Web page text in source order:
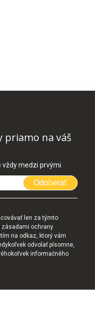
priamo na váš
medzi prvými
Odoberať
len za týmto
zásadami ochrany
na odkaz, ktorý vám
odvolať písomne,
informačného